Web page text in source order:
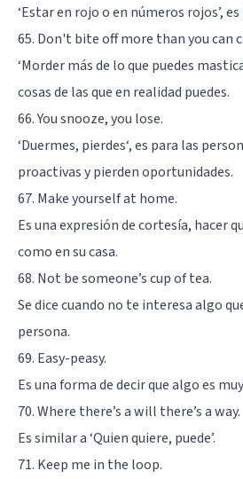
‘Estar en rojo o en números rojos’,
65. Don't bite off more than you can
‘Morder más de lo que puedes
cosas de las que en realidad puedes.
66. You snooze, you lose.
‘Duermes, pierdes‘, es para las
proactivas y pierden oportunidades.
67. Make yourself at home.
Es una expresión de cortesía, hacer
como en su casa.
68. Not be someone’s cup of tea.
Se dice cuando no te interesa algo
persona.
69. Easy-peasy.
Es una forma de decir que algo es
70. Where there’s a will there’s a way.
Es similar a ‘Quien quiere, puede’.
71. Keep me in the loop.